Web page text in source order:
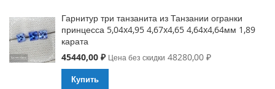
Гарнитур три танзанита из Танзании огранки
принцесса 5,04x4,95 4,67x4,65 4,64x4,64мм 1,89
карата
Special
45440,00 ₽ Цена без скидки 48280,00 ₽
Купить